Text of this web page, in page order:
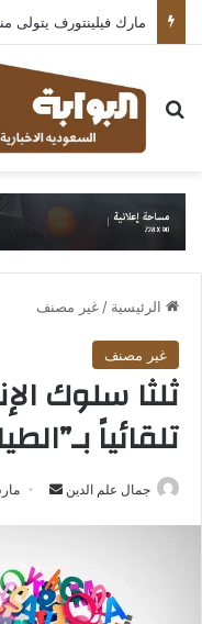
بحث عن
الرئيسية / غير مصنف
غير مصنف
ثلثا سلوك
تلقائياً
جمال علم الدين
أرسل مارس